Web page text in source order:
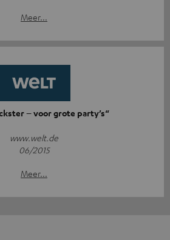
Meer...
– voor grote party’s“
www.welt.de
06/2015
Meer...